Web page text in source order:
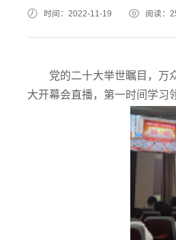
时间：2022-11-19 阅读：
党的二十大举世瞩目，万
大开幕会直播，第一时间学习